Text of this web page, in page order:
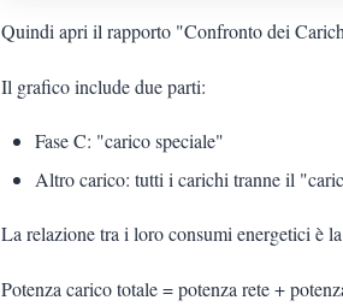
Quindi apri il rapporto "Confronto dei
Il grafico include due parti:
Fase C: "carico speciale"
Altro carico: tutti i carichi tranne il
La relazione tra i loro consumi energetici è
Potenza carico totale = potenza rete +